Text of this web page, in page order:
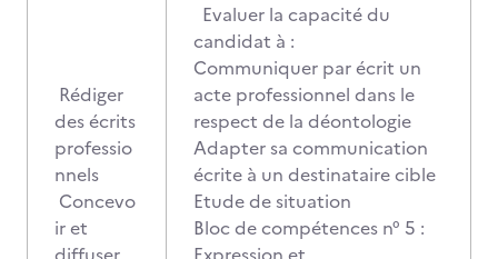
Rédiger
des écrits
professio
nnels
Concevo
ir et
Evaluer la capacité du
candidat à :
Communiquer par écrit un
acte professionnel dans le
respect de la déontologie
Adapter sa communication
écrite à un destinataire cible
Etude de situation
Bloc de compétences n° 5 :